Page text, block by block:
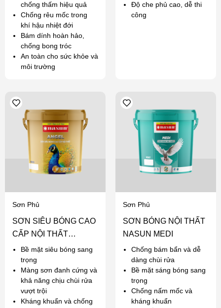
chống thấm hiệu quả
Chống rêu mốc trong
khí hậu nhiệt đới
Bám dính hoàn hảo,
chống bong tróc
An toàn cho sức khỏe và
môi trường
Độ che phủ cao, dễ thi
công
Sơn Phủ
SƠN SIÊU BÓNG CAO
CẤP NỘI THẤT
NASUN ANGEL
Bề mặt siêu bóng sang
trọng
Màng sơn đanh cứng và
khả năng chịu chùi rửa
vượt trội
Kháng khuẩn và chống
Sơn Phủ
SƠN BÓNG NỘI THẤT
NASUN MEDI
Chống bám bẩn và dễ
dàng chùi rửa
Bề mặt sáng bóng sang
trọng
Chống nấm mốc và
kháng khuẩn